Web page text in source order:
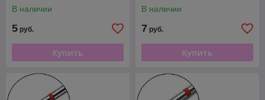
В наличии
5 руб.
Купить
В наличии
7 руб.
Купить